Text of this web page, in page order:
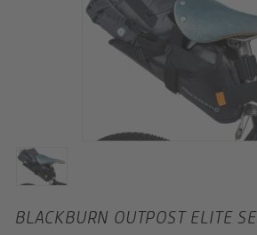
BLACKBURN OUTPOST ELITE